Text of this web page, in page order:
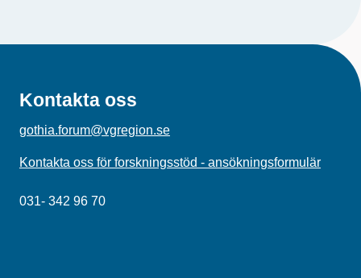
Kontakta oss
gothia.forum@vgregion.se
Kontakta oss för forskningsstöd - ansökningsformulär
031- 342 96 70